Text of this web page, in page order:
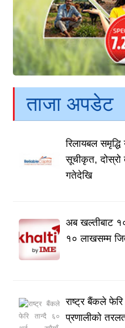
ताजा अपडेट
रिलायबल
सूचीकृत, दोस्रो
गतेदेखि
अब खल्तीबाट
१० लाखसम्म
राष्ट्र बैंकले
प्रणालीको